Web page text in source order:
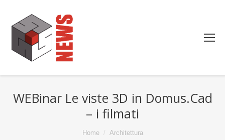
WEBinar Le viste 3D in Domus.Cad
– i filmati
Home Architettura